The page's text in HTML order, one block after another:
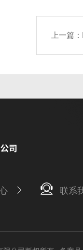
上一篇：
联系